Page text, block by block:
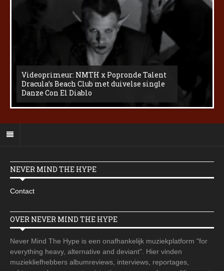
Videoprimeur: NMTH x Popronde Talent
Dracula’s Beach Club met duivelse single
Danze Con El Diablo
NEVER MIND THE HYPE
Contact
OVER NEVER MIND THE HYPE
Never Mind The Hype is een onafhankelijk muziekplatform "for
everything heavy, alternative and deviant". Hier vinden
muziekliefhebbers albumreviews, interviews, reportages,